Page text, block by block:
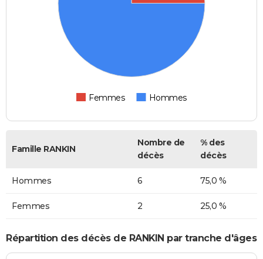
Femmes Hommes
Famille RANKIN
Nombre de
décès
% des
décès
Hommes 6 75,0 %
Femmes 2 25,0 %
Répartition des décès de RANKIN par tranche d'âges